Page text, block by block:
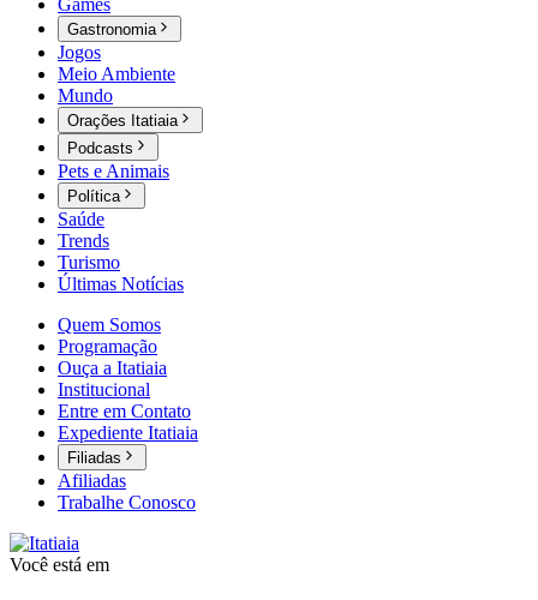
Gastronomia
Jogos
Meio Ambiente
Mundo
Orações Itatiaia
Podcasts
Pets e Animais
Política
Saúde
Trends
Turismo
Últimas Notícias
Quem Somos
Programação
Ouça a Itatiaia
Institucional
Entre em Contato
Expediente Itatiaia
Filiadas
Afiliadas
Trabalhe Conosco
Você está em